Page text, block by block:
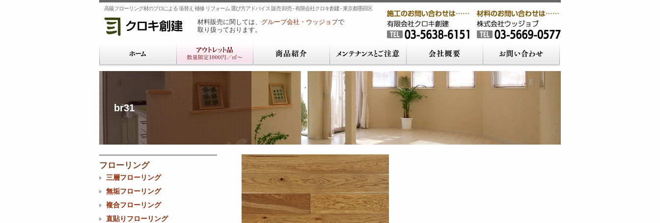
高級フローリング材のプロによる 張替え 補修 リフォーム 選び方アドバイス 販売 卸売 - 有限会社クロキ創建 - 東京都墨田区
材料販売に関しては、 グループ会社・ウッジョブで
取り扱っております。
br31
フローリング
三層フローリング
無垢フローリング
複合フローリング
直貼りフローリング